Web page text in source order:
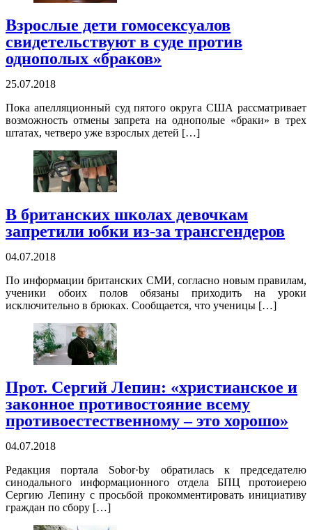
Взрослые дети гомосексуалов
свидетельствуют в суде против
однополых «браков»
25.07.2018
Пока апелляционный суд пятого округа США рассматривает
возможность отмены запрета на однополые «браки» в трех
штатах, четверо уже взрослых детей […]
В британских школах девочкам
запретили юбки из-за трансгендеров
04.07.2018
По информации британских СМИ, согласно новым правилам,
ученики обоих полов обязаны приходить на уроки
исключительно в брюках. Сообщается, что ученицы […]
Прот. Сергий Лепин: «христианское и
законное противостояние всему
противоестественному – это хорошо»
04.07.2018
Редакция портала Sobor·by обратилась к председателю
синодального информационного отдела БПЦ протоиерею
Сергию Лепину с просьбой прокомментировать инициативу
граждан по сбору […]